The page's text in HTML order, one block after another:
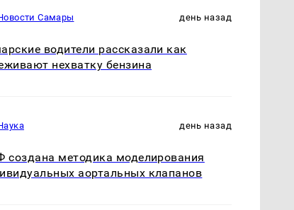
Самары день назад
водители рассказали как
нехватку бензина
день назад
создана методика моделирования
аортальных клапанов